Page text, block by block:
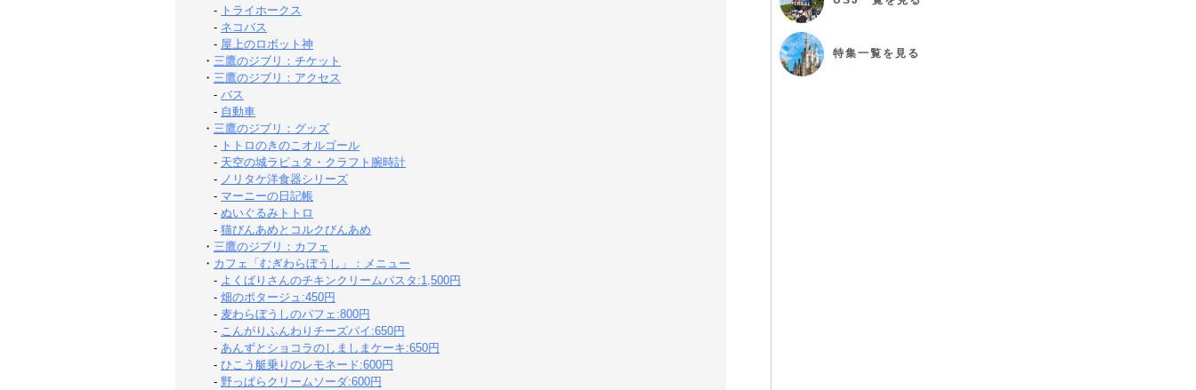
- トライホークス
- ネコバス
- 屋上のロボット神
・ 三鷹のジブリ：チケット
・ 三鷹のジブリ：アクセス
- バス
- 自動車
・ 三鷹のジブリ：グッズ
- トトロのきのこオルゴール
- 天空の城ラピュタ・クラフト腕時計
- ノリタケ洋食器シリーズ
- マーニーの日記帳
- ぬいぐるみトトロ
- 猫びんあめとコルクびんあめ
・ 三鷹のジブリ：カフェ
・ カフェ「むぎわらぼうし」：メニュー
- よくばりさんのチキンクリームパスタ:1,500円
- 畑のポタージュ:450円
- 麦わらぼうしのパフェ:800円
- こんがりふんわりチーズパイ:650円
- あんずとショコラのしましまケーキ:650円
- ひこう艇乗りのレモネード:600円
- 野っぱらクリームソーダ:600円
特集一覧を見る